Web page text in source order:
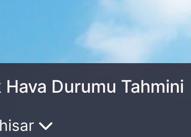
Hava Durumu Tahmini